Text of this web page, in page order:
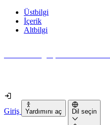
Üstbilgi
İçerik
Altbilgi
Giriş Yardımını aç Dil seçin